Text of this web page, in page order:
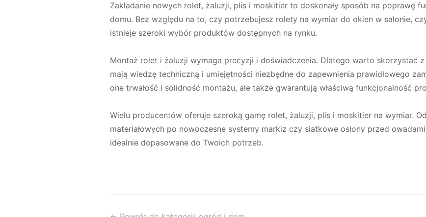
Zakładanie nowych rolet, żaluzji, plis i moskitier to doskonały sposób na poprawę
domu. Bez względu na to, czy potrzebujesz rolety na wymiar do okien w salonie,
istnieje szeroki wybór produktów dostępnych na rynku.
Montaż rolet i żaluzji wymaga precyzji i doświadczenia. Dlatego warto skorzystać
mają wiedzę techniczną i umiejętności niezbędne do zapewnienia prawidłowego
one trwałość i solidność montażu, ale także gwarantują właściwą funkcjonalność
Wielu producentów oferuje szeroką gamę rolet, żaluzji, plis i moskitier na wymiar.
materiałowych po nowoczesne systemy markiz czy siatkowe osłony przed
idealnie dopasowane do Twoich potrzeb.